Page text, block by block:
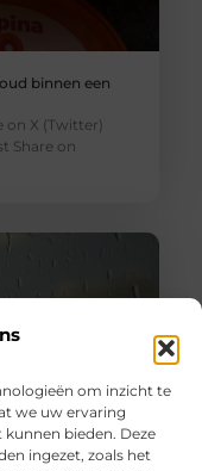
om inzicht te
we uw ervaring
bieden. Deze
ingezet, zoals het
binnen een
on X (Twitter)
Share on